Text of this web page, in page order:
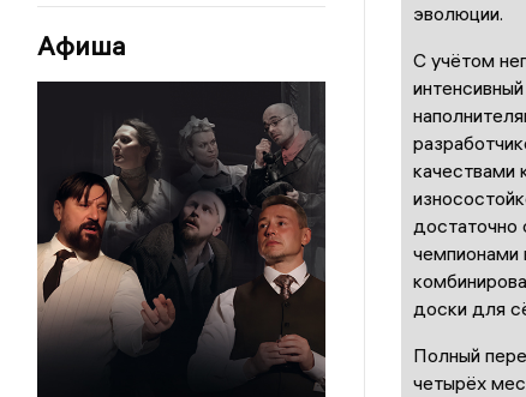
Афиша
эволюции.
С учётом
качествами
достаточно
чемпионами
доски для
Полный
четырёх